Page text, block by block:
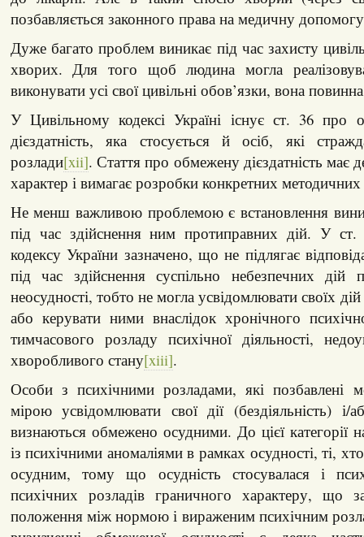
позбавляється законного права на медичну
Дуже багато проблем виникає під час захисту
хворих. Для того щоб людина могла
виконувати усі свої цивільні обов’язки, вона
У Цивільному кодексі Україні існує ст. 36 про
дієздатність, яка стосується й осіб, які
розлади[xii]. Стаття про обмежену дієздатність має
характер і вимагає розробки конкретних
Не менш важливою проблемою є встановлення
під час здійснення ним протиправних дій. У ст.
кодексу України зазначено, що не підлягає
під час здійснення суспільно небезпечних дій
неосудності, тобто не могла усвідомлювати своїх дій
або керувати ними внаслідок хронічного
тимчасового розладу психічної діяльності,
хворобливого стану[xiii].
Особи з психічними розладами, які позбавлені
мірою усвідомлювати свої дії (бездіяльність) і/
визнаються обмежено осудними. До цієї категорії
із психічними аномаліями в рамках осудності, ті,
осудним, тому що осудність стосувалася і
психічних розладів граничного характеру, що
положення між нормою і вираженим психічним